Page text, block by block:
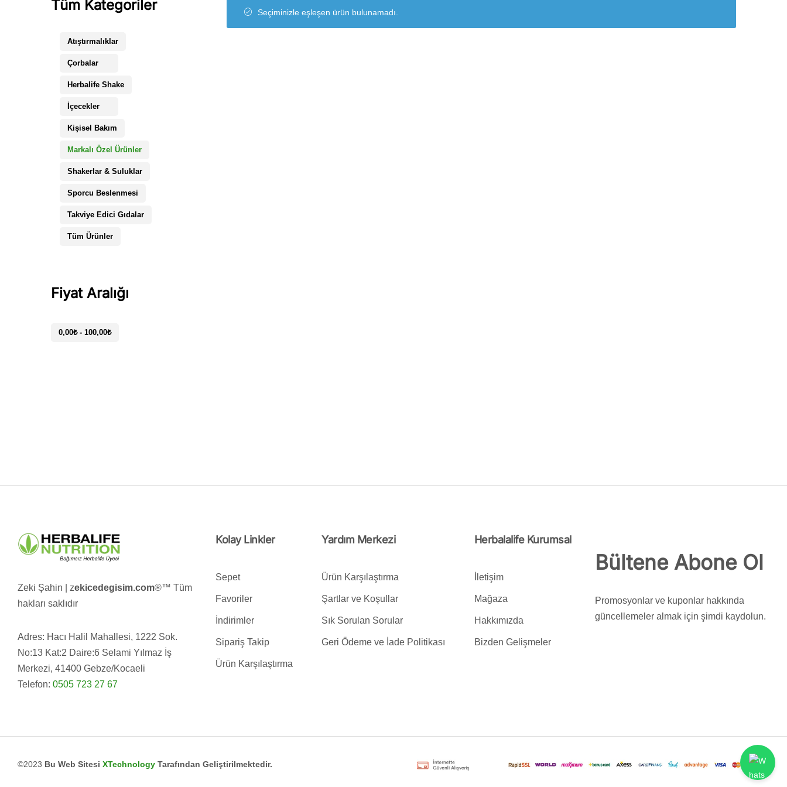
Markalı Özel Ürünler
Tüm Ürünler
Seçiminizle eşleşen ürün bulunamadı.
Tüm Kategoriler
Atıştırmalıklar
Çorbalar
Herbalife Shake
İçecekler
Kişisel Bakım
Markalı Özel Ürünler
Shakerlar & Suluklar
Sporcu Beslenmesi
Takviye Edici Gıdalar
Tüm Ürünler
Fiyat Aralığı
0,00₺- 100,00₺
Zeki Şahin | zekicedegisim.com®️™️ Tüm
hakları saklıdır
Adres: Hacı Halil Mahallesi, 1222 Sok.
No:13 Kat:2 Daire:6 Selami Yılmaz İş
Merkezi, 41400 Gebze/Kocaeli
Telefon: 0505 723 27 67
Kolay Linkler
Sepet
Favoriler
İndirimler
Sipariş Takip
Ürün Karşılaştırma
Yardım Merkezi
Ürün Karşılaştırma
Şartlar ve Koşullar
Sık Sorulan Sorular
Geri Ödeme ve İade Politikası
Herbalalife Kurumsal
İletişim
Mağaza
Hakkımızda
Bizden Gelişmeler
Bültene Abone Ol
Promosyonlar ve kuponlar hakkında
güncellemeler almak için şimdi kaydolun.
©2023 Bu Web Sitesi XTechnology Tarafından Geliştirilmektedir.